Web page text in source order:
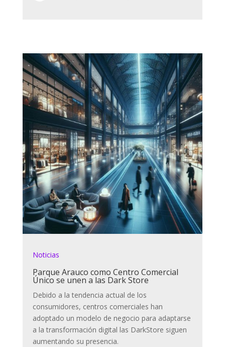
Noticias
Parque Arauco como Centro Comercial
Único se unen a las Dark Store
Debido a la tendencia actual de los
consumidores, centros comerciales han
adoptado un modelo de negocio para adaptarse
a la transformación digital las DarkStore siguen
aumentando su presencia.